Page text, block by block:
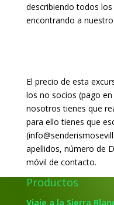
describiendo todos
encontrando a
El precio de esta
los no socios (pago
nosotros tienes que
para ello tienes que
apellidos, número de
móvil de contacto.
Productos
Viaje a la Sierra